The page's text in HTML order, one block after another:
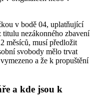
v bodě 04, uplatňující
nezákonného zbavení
měsíců, musí předložit
svobody mělo trvat
a že k propuštění
a kde jsou k